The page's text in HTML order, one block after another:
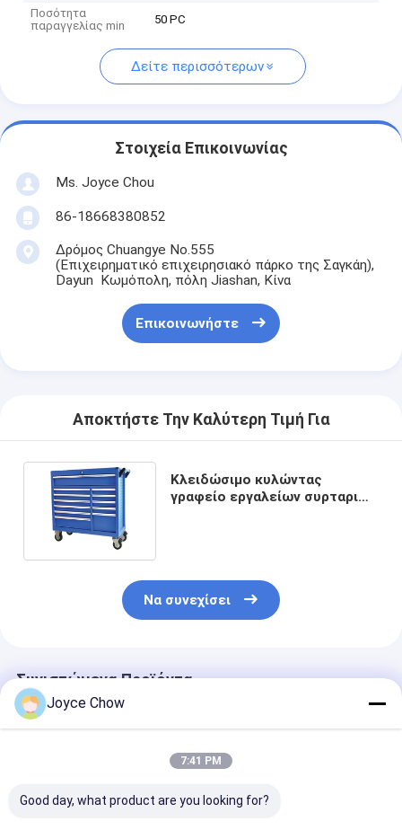
Ποσότητα
παραγγελίας min
50 PC
Δείτε περισσότερων
Στοιχεία Επικοινωνίας
Ms. Joyce Chou
86-18668380852
Δρόμος Chuangye No.555
(Επιχειρηματικό επιχειρησιακό πάρκο της Σαγκάη),
Dayun Κωμόπολη, πόλη Jiashan, Κίνα
Επικοινωνήστε
Αποκτήστε Την Καλύτερη Τιμή Για
Κλειδώσιμο κυλώντας
γραφείο εργαλείων συρταριών
Να συνεχίσει
Συνιστώμενα Προϊόντα
Joyce Chow
7:41 PM
Good day, what product are you looking for?